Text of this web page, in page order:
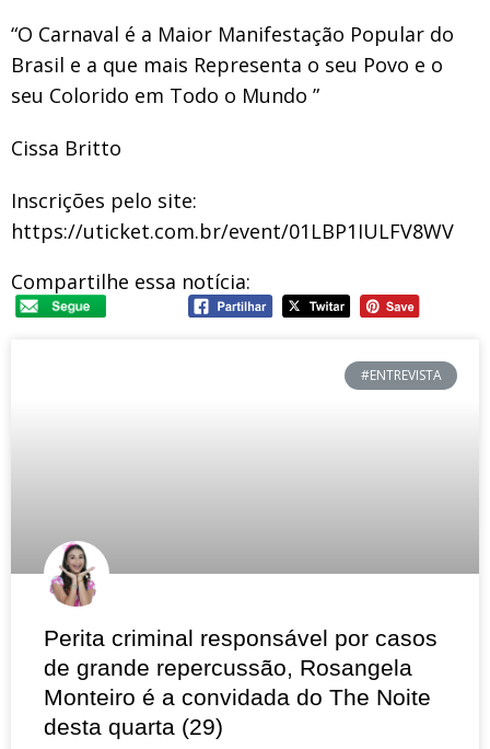
“O Carnaval é a Maior Manifestação Popular do
Brasil e a que mais Representa o seu Povo e o
seu Colorido em Todo o Mundo ”
Cissa Britto
Inscrições pelo site:
https://uticket.com.br/event/01LBP1IULFV8WV
Compartilhe essa notícia:
#ENTREVISTA
Perita criminal responsável por casos
de grande repercussão, Rosangela
Monteiro é a convidada do The Noite
desta quarta (29)